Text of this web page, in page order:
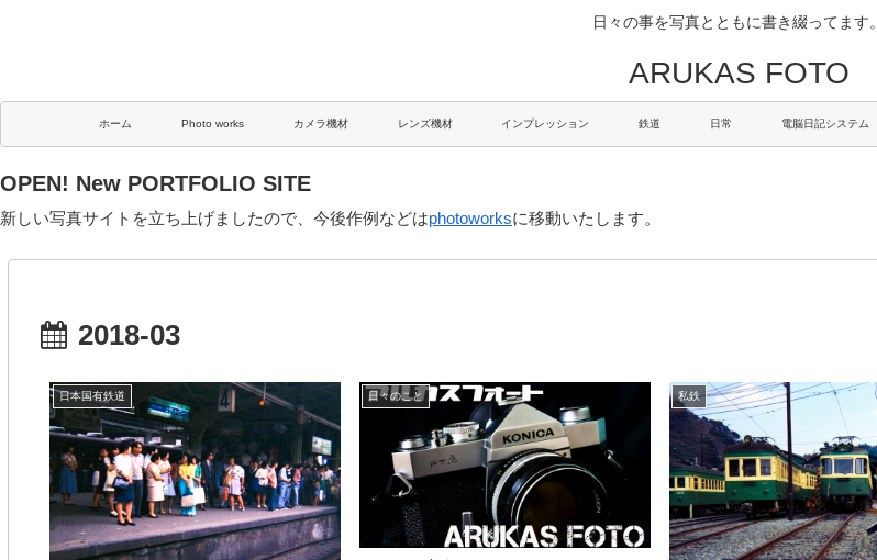
日々の事を写真とともに書き綴ってます。
ARUKAS FOTO
ホーム Photo works カメラ機材 レンズ機材 インプレッション 鉄道 日常 電脳日記システム
OPEN! New PORTFOLIO SITE
新しい写真サイトを立ち上げましたので、今後作例などはphotoworksに移動いたします。
2018-03
日本国有鉄道 日々のこと 私鉄